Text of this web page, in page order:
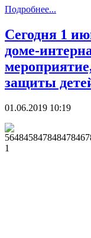
Подробнее...
Сегодня 1
доме-
защиты
01.06.2019 10:19